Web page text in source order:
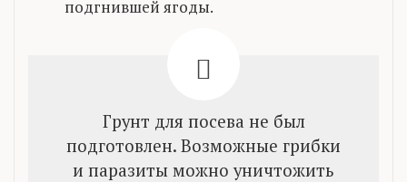
подгнившей ягоды.
Грунт для посева не был
подготовлен. Возможные грибки
и паразиты можно уничтожить